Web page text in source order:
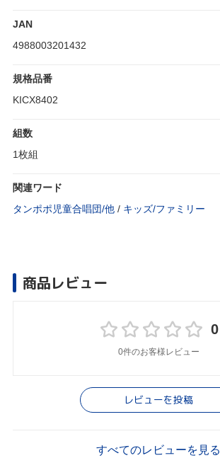
JAN
4988003201432
規格品番
KICX8402
組数
1枚組
関連ワード
タンポポ児童合唱団/他 / キッズ/ファミリー
商品レビュー
0
0件のお客様レビュー
レビューを投稿
すべてのレビューを見る